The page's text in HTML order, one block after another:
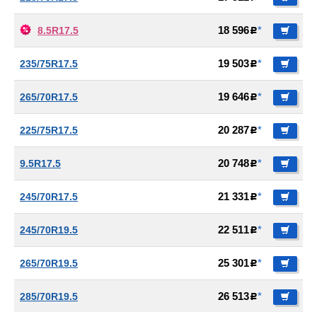
8.5R17.5 18 596 c*
235/75R17.5 19 503 c*
265/70R17.5 19 646 c*
225/75R17.5 20 287 c*
9.5R17.5 20 748 c*
245/70R17.5 21 331 c*
245/70R19.5 22 511 c*
265/70R19.5 25 301 c*
285/70R19.5 26 513 c*